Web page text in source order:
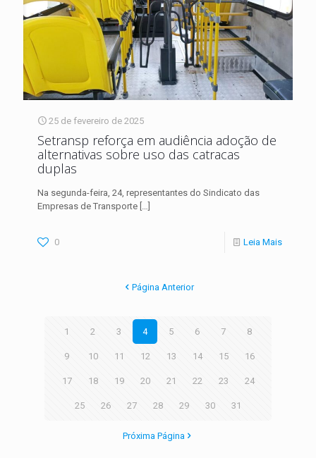
25 de fevereiro de 2025
Setransp reforça em audiência adoção de
alternativas sobre uso das catracas
duplas
Na segunda-feira, 24, representantes do Sindicato das
Empresas de Transporte
0 Leia Mais
Página Anterior
1 2 3 4 5 6 7 8
9 10 11 12 13 14 15 16
17 18 19 20 21 22 23 24
25 26 27 28 29 30 31
Próxima Página